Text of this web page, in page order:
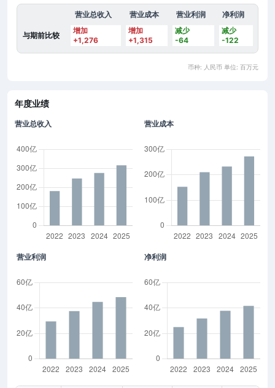
营业总收入 营业成本 营业利润 净利润
与期前比较
增加
+1,276
增加
+1,315
减少
-64
减少
-122
币种: 人民币 单位: 百万元
年度业绩
营业总收入 营业成本
营业利润 净利润